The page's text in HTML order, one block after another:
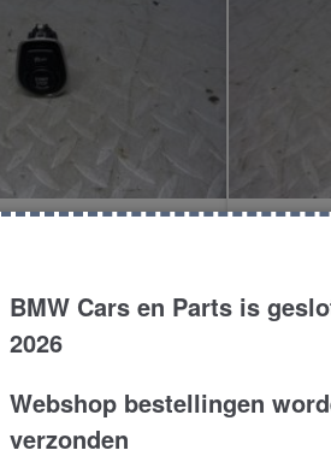
knop
€25.00
2014
# 145795
BMW Cars en Parts is
2026
Webshop bestellingen
verzonden